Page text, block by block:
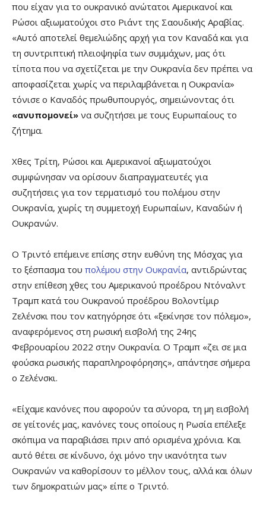
που είχαν για το ουκρανικό ανώτατοι Αμερικανοί και
Ρώσοι αξιωματούχοι στο Ριάντ της Σαουδικής Αραβίας.
«Αυτό αποτελεί θεμελιώδης αρχή για τον Καναδά και για
τη συντριπτική πλειοψηφία των συμμάχων, μας ότι
τίποτα που να σχετίζεται με την Ουκρανία δεν πρέπει να
αποφασίζεται χωρίς να περιλαμβάνεται η Ουκρανία»
τόνισε ο Καναδός πρωθυπουργός, σημειώνοντας ότι
«ανυπομονεί» να συζητήσει με τους Ευρωπαίους το
ζήτημα.
Χθες Τρίτη, Ρώσοι και Αμερικανοί αξιωματούχοι
συμφώνησαν να ορίσουν διαπραγματευτές για
συζητήσεις για τον τερματισμό του πολέμου στην
Ουκρανία, χωρίς τη συμμετοχή Ευρωπαίων, Καναδών ή
Ουκρανών.
Ο Τριντό επέμεινε επίσης στην ευθύνη της Μόσχας για
το ξέσπασμα του πολέμου στην Ουκρανία, αντιδρώντας
στην επίθεση χθες του Αμερικανού προέδρου Ντόναλντ
Τραμπ κατά του Ουκρανού προέδρου Βολοντίμιρ
Ζελένσκι που τον κατηγόρησε ότι «ξεκίνησε τον πόλεμο»,
αναφερόμενος στη ρωσική εισβολή της 24ης
Φεβρουαρίου 2022 στην Ουκρανία. Ο Τραμπ «ζει σε μια
φούσκα ρωσικής παραπληροφόρησης», απάντησε σήμερα
ο Ζελένσκι.
«Είχαμε κανόνες που αφορούν τα σύνορα, τη μη εισβολή
σε γείτονές μας, κανόνες τους οποίους η Ρωσία επέλεξε
σκόπιμα να παραβιάσει πριν από ορισμένα χρόνια. Και
αυτό θέτει σε κίνδυνο, όχι μόνο την ικανότητα των
Ουκρανών να καθορίσουν το μέλλον τους, αλλά και όλων
των δημοκρατιών μας» είπε ο Τριντό.